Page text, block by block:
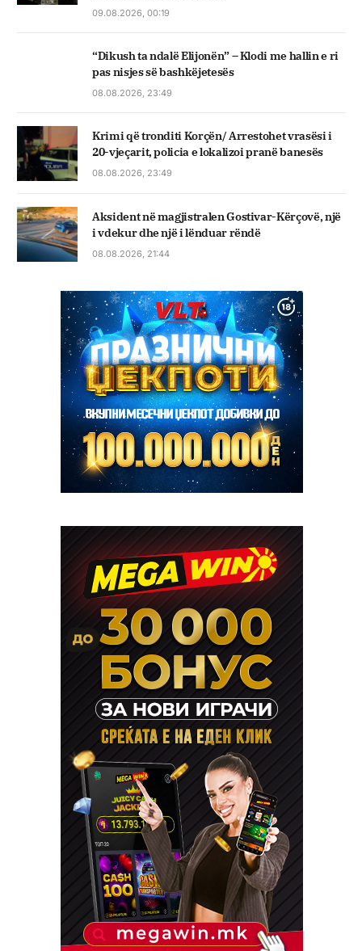
09.08.2026, 00:19
“Dikush ta ndalë Elijonën” – Klodi me hallin e ri
pas nisjes së bashkëjetesës
08.08.2026, 23:49
Krimi që tronditi Korçën/ Arrestohet vrasësi i
20-vjeçarit, policia e lokalizoi pranë banesës
08.08.2026, 23:49
Aksident në magjistralen Gostivar-Kërçovë, një
i vdekur dhe një i lënduar rëndë
08.08.2026, 21:44